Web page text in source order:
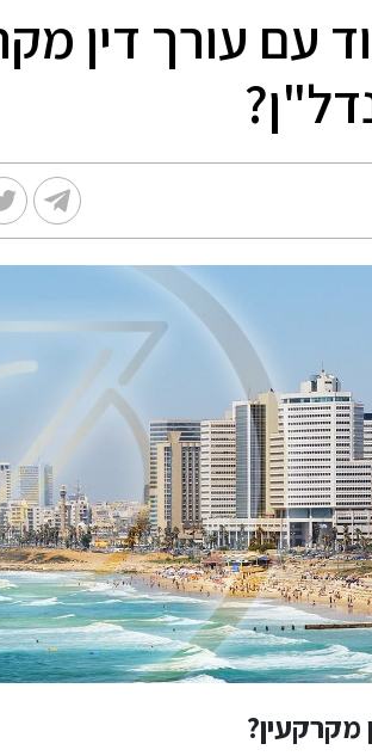
עם עורך דין
מקרקעין?